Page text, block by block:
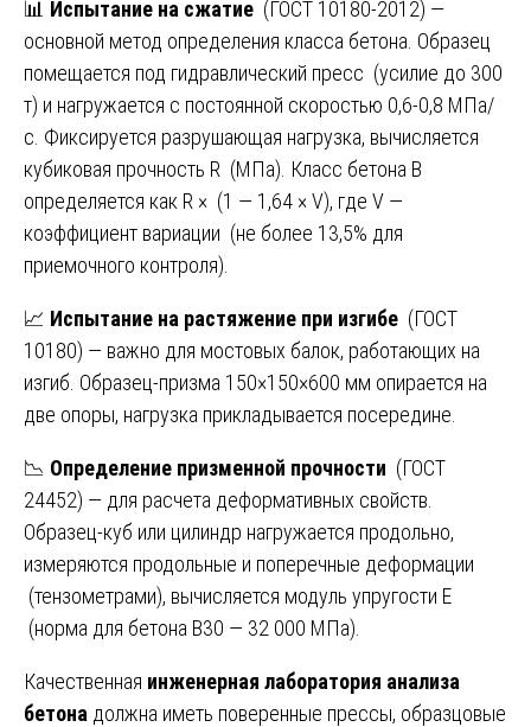
📊 Испытание на сжатие (ГОСТ 10180-2012) —
основной метод определения класса бетона. Образец
помещается под гидравлический пресс (усилие до 300
т) и нагружается с постоянной скоростью 0,6-0,8 МПа/
с. Фиксируется разрушающая нагрузка, вычисляется
кубиковая прочность R (МПа). Класс бетона В
определяется как R × (1 — 1,64 × V), где V —
коэффициент вариации (не более 13,5% для
приемочного контроля).
📈 Испытание на растяжение при изгибе (ГОСТ
10180) — важно для мостовых балок, работающих на
изгиб. Образец-призма 150×150×600 мм опирается на
две опоры, нагрузка прикладывается посередине.
📉 Определение призменной прочности (ГОСТ
24452) — для расчета деформативных свойств.
Образец-куб или цилиндр нагружается продольно,
измеряются продольные и поперечные деформации
(тензометрами), вычисляется модуль упругости E
(норма для бетона В30 — 32 000 МПа).
Качественная инженерная лаборатория анализа
бетона должна иметь поверенные прессы, образцовые